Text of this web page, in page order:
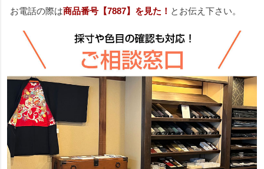
お電話の際は商品番号【7887】を見た！ とお伝え下さい。